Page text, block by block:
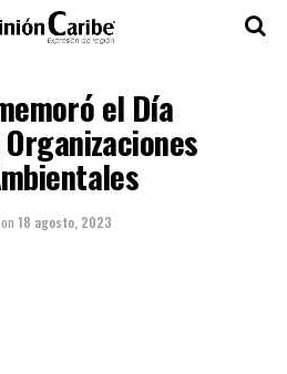
el Día
on 18 agosto, 2023